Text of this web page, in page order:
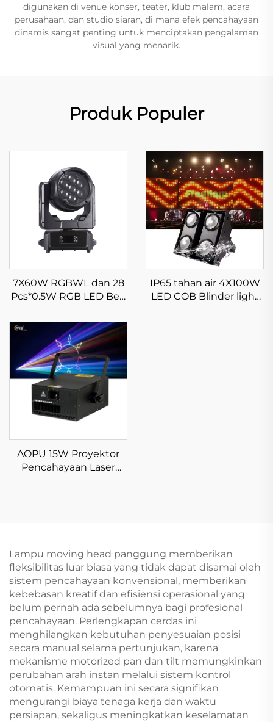
digunakan di venue konser, teater, klub malam, acara
perusahaan, dan studio siaran, di mana efek pencahayaan
dinamis sangat penting untuk menciptakan pengalaman
visual yang menarik.
Produk Populer
7X60W RGBWL dan 28
Pcs*0.5W RGB LED Bee
Waterproof LED Wash
Zoom Light untuk
Panggung Disko Klub
IP65 tahan air 4X100W
LED COB Blinder light
AOPU 15W Proyektor
Pencahayaan Laser
Lampu moving head panggung memberikan
fleksibilitas luar biasa yang tidak dapat disamai oleh
sistem pencahayaan konvensional, memberikan
kebebasan kreatif dan efisiensi operasional yang
belum pernah ada sebelumnya bagi profesional
pencahayaan. Perlengkapan cerdas ini
menghilangkan kebutuhan penyesuaian posisi
secara manual selama pertunjukan, karena
mekanisme motorized pan dan tilt memungkinkan
perubahan arah instan melalui sistem kontrol
otomatis. Kemampuan ini secara signifikan
mengurangi biaya tenaga kerja dan waktu
persiapan, sekaligus meningkatkan keselamatan